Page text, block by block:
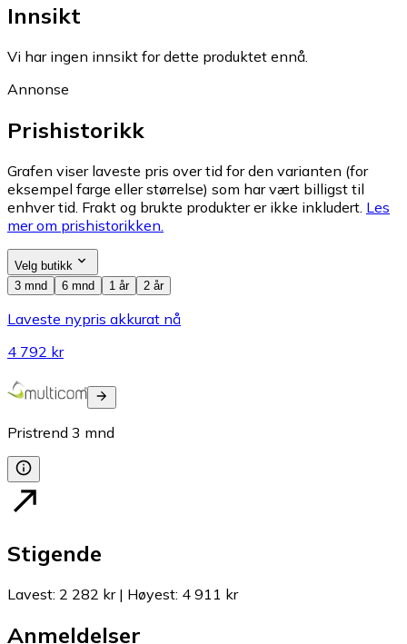
Innsikt
Vi har ingen innsikt for dette produktet ennå.
Annonse
Prishistorikk
Grafen viser laveste pris over tid for den varianten (for
eksempel farge eller størrelse) som har vært billigst til
enhver tid. Frakt og brukte produkter er ikke inkludert. Les
mer om prishistorikken.
Velg butikk
3 mnd
6 mnd 1 år 2 år
Laveste nypris akkurat nå
4 792 kr
Pristrend 3 mnd
Stigende
Lavest: 2 282 kr| Høyest: 4 911 kr
Anmeldelser